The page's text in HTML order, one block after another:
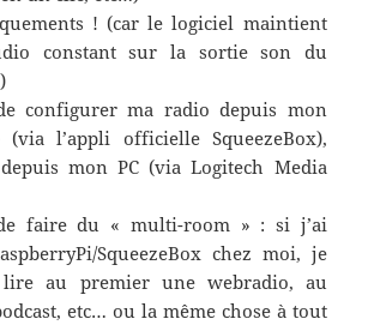
! (car le logiciel maintient
constant sur la sortie son du
configurer ma radio depuis mon
(via l’appli officielle SqueezeBox),
mon PC (via Logitech Media
faire du « multi-room » : si j’ai
SqueezeBox chez moi, je
au premier une webradio, au
etc… ou la même chose à tout